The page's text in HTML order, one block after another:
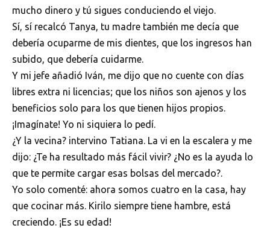
mucho dinero y tú sigues conduciendo el viejo.
Sí, sí recalcó Tanya, tu madre también me decía que
debería ocuparme de mis dientes, que los ingresos han
subido, que debería cuidarme.
Y mi jefe añadió Iván, me dijo que no cuente con días
libres extra ni licencias; que los niños son ajenos y los
beneficios solo para los que tienen hijos propios.
¡Imagínate! Yo ni siquiera lo pedí.
¿Y la vecina? intervino Tatiana. La vi en la escalera y me
dijo: ¿Te ha resultado más fácil vivir? ¿No es la ayuda lo
que te permite cargar esas bolsas del mercado?.
Yo solo comenté: ahora somos cuatro en la casa, hay
que cocinar más. Kirilo siempre tiene hambre, está
creciendo. ¡Es su edad!